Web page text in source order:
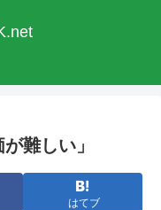
難しい」
はてブ